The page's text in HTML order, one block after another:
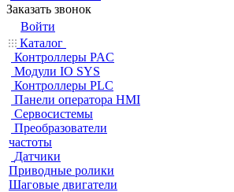
Заказать звонок
Войти
Каталог
Контроллеры PAC
Модули IO SYS
Контроллеры PLC
Панели оператора HMI
Сервосистемы
Преобразователи
частоты
Датчики
Приводные ролики
Шаговые двигатели